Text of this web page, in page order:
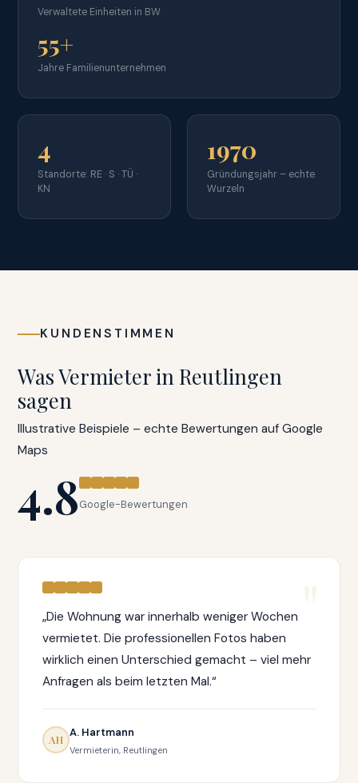
Verwaltete Einheiten in BW
55+
Jahre Familienunternehmen
4
Standorte: RE · S · TÜ ·
KN
1970
Gründungsjahr – echte
Wurzeln
KUNDENSTIMMEN
Was Vermieter in Reutlingen
sagen
Illustrative Beispiele – echte Bewertungen auf Google
Maps
4.8Google-Bewertungen
„Die Wohnung war innerhalb weniger Wochen
vermietet. Die professionellen Fotos haben
wirklich einen Unterschied gemacht – viel mehr
Anfragen als beim letzten Mal.“
AH
A. Hartmann
Vermieterin, Reutlingen